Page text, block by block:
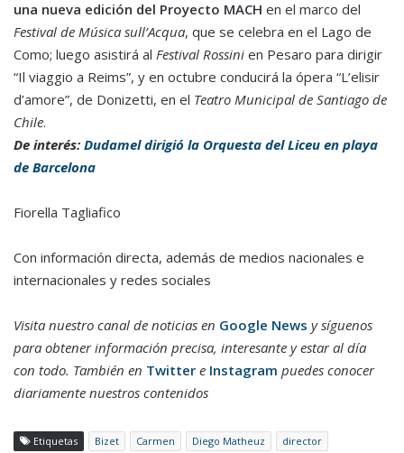
una nueva edición del Proyecto MACH en el marco del
Festival de Música sull’Acqua, que se celebra en el Lago de
Como; luego asistirá al Festival Rossini en Pesaro para dirigir
“Il viaggio a Reims”, y en octubre conducirá la ópera “L’elisir
d’amore”, de Donizetti, en el Teatro Municipal de Santiago de
Chile.
De interés: Dudamel dirigió la Orquesta del Liceu en playa
de Barcelona
Fiorella Tagliafico
Con información directa, además de medios nacionales e
internacionales y redes sociales
Visita nuestro canal de noticias en Google News y síguenos
para obtener información precisa, interesante y estar al día
con todo. También en Twitter e Instagram puedes conocer
diariamente nuestros contenidos
Etiquetas Bizet Carmen Diego Matheuz
director